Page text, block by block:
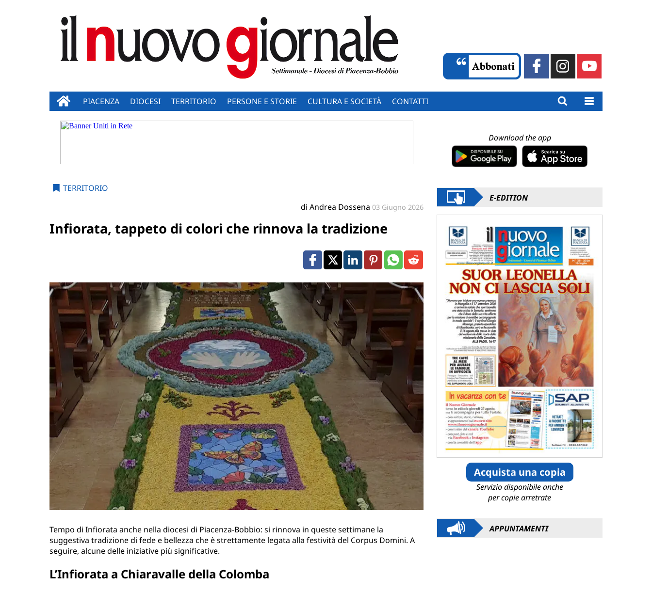
PIACENZA DIOCESI TERRITORIO PERSONE E STORIE CULTURA E SOCIETÀ CONTATTI
TERRITORIO
di Andrea Dossena 03 Giugno 2026
Infiorata, tappeto di colori che rinnova la tradizione
Tempo di Infiorata anche nella diocesi di Piacenza-Bobbio: si rinnova in queste settimane la
suggestiva tradizione di fede e bellezza che è strettamente legata alla festività del Corpus Domini. A
seguire, alcune delle iniziative più significative.
L’Infiorata a Chiaravalle della Colomba
Download the app
E-EDITION
Acquista una copia
Servizio disponibile anche
per copie arretrate
APPUNTAMENTI